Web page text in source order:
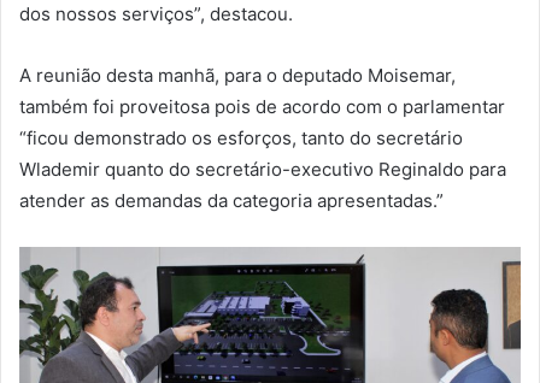
dos nossos serviços”, destacou.
A reunião desta manhã, para o deputado Moisemar,
também foi proveitosa pois de acordo com o parlamentar
“ficou demonstrado os esforços, tanto do secretário
Wlademir quanto do secretário-executivo Reginaldo para
atender as demandas da categoria apresentadas.”